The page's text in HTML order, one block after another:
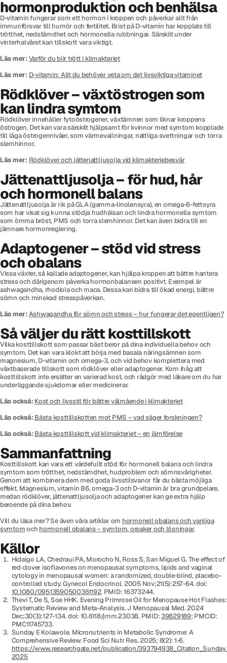
hormonproduktion och benhälsa
D-vitamin fungerar som ett hormon i kroppen och påverkar allt från
immunförsvar till humör och fertilitet. Brist på D-vitamin har kopplats till
trötthet, nedstämdhet och hormonella rubbningar. Särskilt under
vinterhalvåret kan tillskott vara viktigt.
Läs mer: Varför du blir trött i klimakteriet
Läs mer: D-vitamin: Allt du behöver veta om det livsviktiga vitaminet
Rödklöver – växtöstrogen som
kan lindra symtom
Rödklöver innehåller fytoöstrogener, växtämnen som liknar kroppens
östrogen. Det kan vara särskilt hjälpsamt för kvinnor med symtom kopplade
till låga östrogennivåer, som värmevallningar, nattliga svettningar och torra
slemhinnor.
Läs mer: Rödklöver och jättenattljusolja vid klimakteriebesvär
Jättenattljusolja – för hud, hår
och hormonell balans
Jättenattljusolja är rik på GLA (gamma-linolensyra), en omega-6-fettsyra
som har visat sig kunna stödja hudhälsan och lindra hormonella symtom
som ömma bröst, PMS och torra slemhinnor. Det kan även bidra till en
jämnare hormonreglering.
Adaptogener – stöd vid stress
och obalans
Vissa växter, så kallade adaptogener, kan hjälpa kroppen att bättre hantera
stress och därigenom påverka hormonbalansen positivt. Exempel är
ashwagandha, rhodiola och maca. Dessa kan bidra till ökad energi, bättre
sömn och minskad stresspåverkan.
Läs mer: Ashwagandha för sömn och stress – hur fungerar det egentligen?
Så väljer du rätt kosttillskott
Vilka kosttillskott som passar bäst beror på dina individuella behov och
symtom. Det kan vara klokt att börja med basala näringsämnen som
magnesium, D-vitamin och omega-3, och vid behov komplettera med
växtbaserade tillskott som rödklöver eller adaptogener. Kom ihåg att
kosttillskott inte ersätter en varierad kost, och rådgör med läkare om du har
underliggande sjukdomar eller medicinerar.
Läs också: Kost och livsstil för bättre välmående i klimakteriet
Läs också: Bästa kosttillskotten mot PMS – vad säger forskningen?
Läs också: Bästa kosttillskott vid klimakteriet – en jämförelse
Sammanfattning
Kosttillskott kan vara ett värdefullt stöd för hormonell balans och lindra
symtom som trötthet, nedstämdhet, hudproblem och sömnsvårigheter.
Genom att kombinera dem med goda livsstilsvanor får du bästa möjliga
effekt. Magnesium, vitamin B6, omega-3 och D-vitamin är bra grundpelare,
medan rödklöver, jättenattljusolja och adaptogener kan ge extra hjälp
beroende på dina behov.
Vill du läsa mer? Se även våra artiklar om hormonell obalans och vanliga
symtomoch hormonell obalans – symtom, orsaker och lösningar.
Källor
Hidalgo LA, Chedraui PA, Morocho N, Ross S, San Miguel G. The effect of
red clover isoflavones on menopausal symptoms, lipids and vaginal
cytology in menopausal women: a randomized, double-blind, placebo-
controlled study. Gynecol Endocrinol. 2005 Nov;21(5):257-64. doi:
10.1080/09513590500361192. PMID: 16373244.
Thevi T, De S, Soe HHK. Evening Primrose Oil for Menopause Hot Flashes:
Systematic Review and Meta-Analysis. J Menopausal Med. 2024
Dec;30(3):127-134. doi: 10.6118/jmm.23038. PMID:39829189; PMCID:
PMC11745733.
Sunday E Kolawole. Micronutrients in Metabolic Syndrome: A
Comprehensive Review. Food Sci Nutr Res. 2025; 8(2): 1-6.
https://www.researchgate.net/publication/
2025